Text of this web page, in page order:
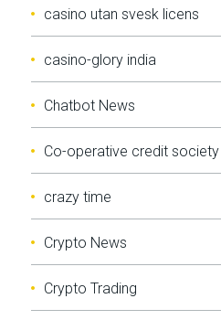
casino utan svesk licens
casino-glory india
Chatbot News
Co-operative credit society
crazy time
Crypto News
Crypto Trading